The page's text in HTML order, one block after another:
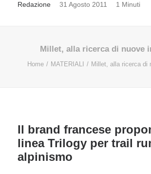
Redazione 31 Agosto 2011 1 Minuti
Millet, alla ricerca di nuove
Home MATERIALI Millet, alla ricerca di
Il brand francese
linea Trilogy per trail
alpinismo